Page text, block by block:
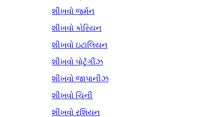
શીખવો જર્મન
શીખવો કોરિયન
શીખવો ઇટાલિયન
શીખવો પોર્ટુગીઝ
શીખવો જાપાનીઝ
શીખવો ચિની
શીખવો રશિયન